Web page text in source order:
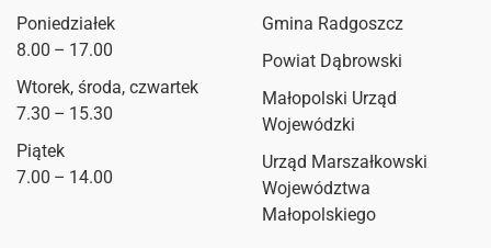
Poniedziałek
8.00 – 17.00
Wtorek, środa, czwartek
7.30 – 15.30
Piątek
7.00 – 14.00
Gmina Radgoszcz
Powiat Dąbrowski
Małopolski Urząd
Wojewódzki
Urząd Marszałkowski
Województwa
Małopolskiego